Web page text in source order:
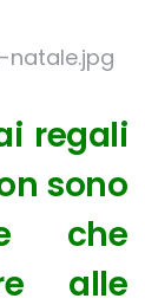
regali
sono
che
alle